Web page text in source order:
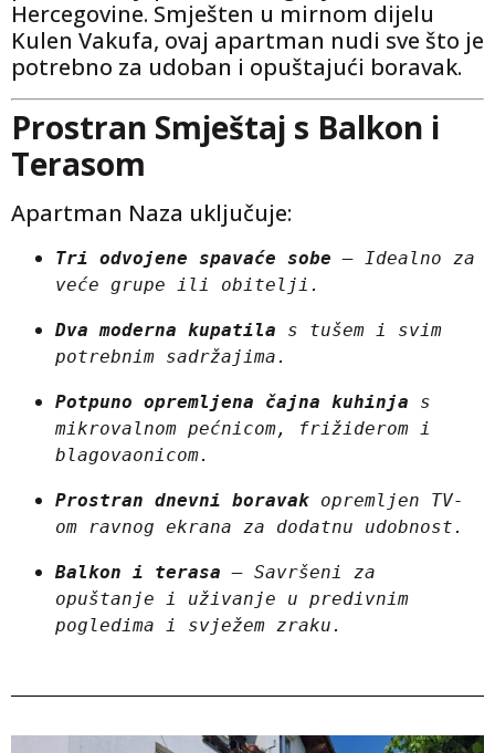
Hercegovine. Smješten u mirnom dijelu
Kulen Vakufa, ovaj apartman nudi sve što je
potrebno za udoban i opuštajući boravak.
Prostran Smještaj s Balkon i
Terasom
Apartman Naza uključuje:
Tri odvojene spavaće sobe – Idealno za
veće grupe ili obitelji.
Dva moderna kupatila s tušem i svim
potrebnim sadržajima.
Potpuno opremljena čajna kuhinja s
mikrovalnom pećnicom, frižiderom i
blagovaonicom.
Prostran dnevni boravak opremljen TV-
om ravnog ekrana za dodatnu udobnost.
Balkon i terasa – Savršeni za
opuštanje i uživanje u predivnim
pogledima i svježem zraku.